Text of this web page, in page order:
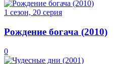
1 сезон, 20 серия
Рождение богача (2010)
0